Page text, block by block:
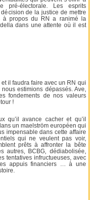
électorale. Les esprits
décision de la justice de mettre
à propos du RN a ranimé la
dans une attente où il est
il faudra faire avec un RN qui
estimions dépassés. Ave,
fondements de nos valeurs
!
qu’il avance cacher et qu’il
un maelström européen qui
impensable dans cette affaire
qui ne veulent pas voir,
prêts à affronter la bête
autres, BCBG, dédiabolisée,
tentatives infructueuses, avec
appuis financiers … à une